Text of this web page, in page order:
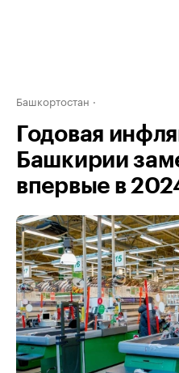
Башкортостан
Годовая
Башкирии
впервые в